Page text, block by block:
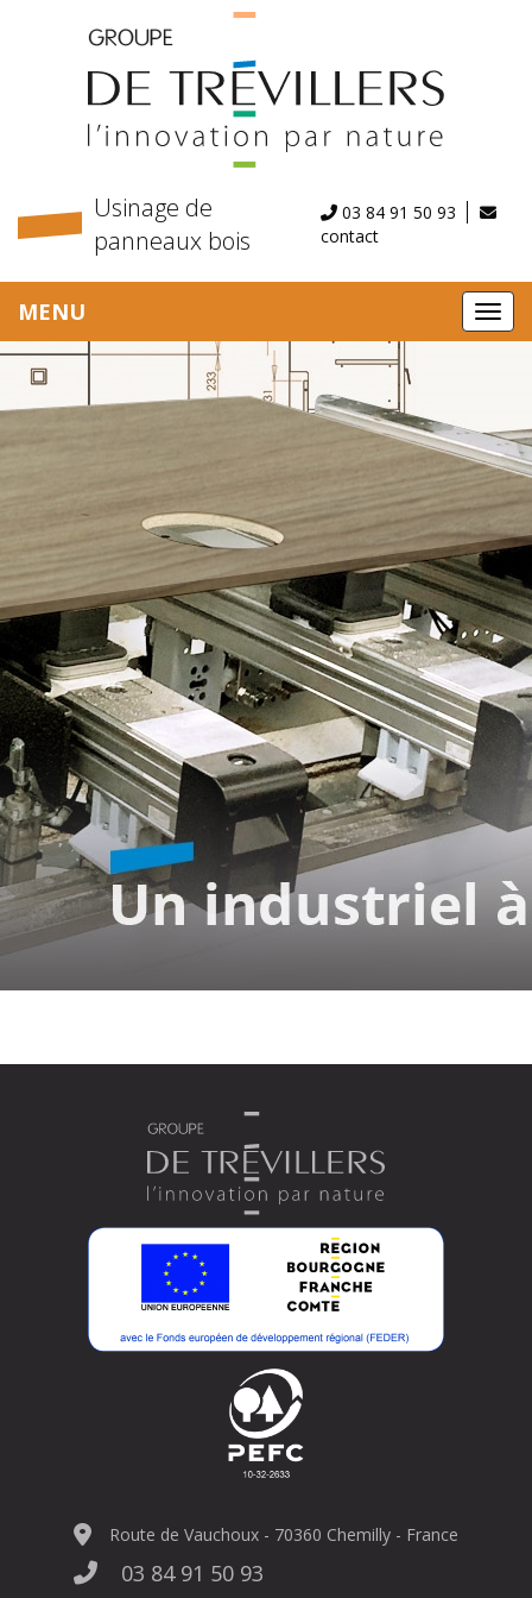
Usinage de
panneaux bois
03 84 91 50 93
contact
MENU
Route de Vauchoux - 70360 Chemilly - France
03 84 91 50 93
Panneau de gestion des cookies